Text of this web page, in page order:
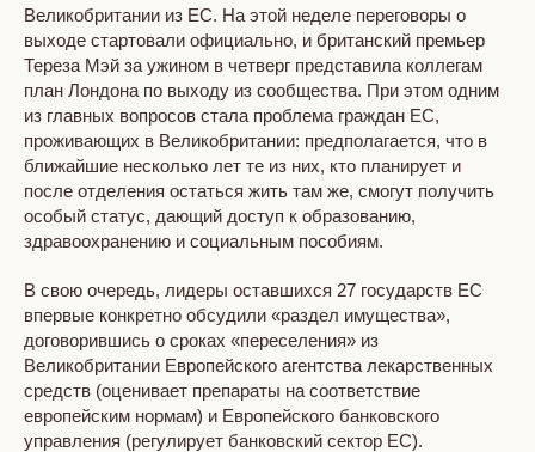
Великобритании из ЕС. На этой неделе переговоры о
выходе стартовали официально, и британский премьер
Тереза Мэй за ужином в четверг представила коллегам
план Лондона по выходу из сообщества. При этом одним
из главных вопросов стала проблема граждан ЕС,
проживающих в Великобритании: предполагается, что в
ближайшие несколько лет те из них, кто планирует и
после отделения остаться жить там же, смогут получить
особый статус, дающий доступ к образованию,
здравоохранению и социальным пособиям.
В свою очередь, лидеры оставшихся 27 государств ЕС
впервые конкретно обсудили «раздел имущества»,
договорившись о сроках «переселения» из
Великобритании Европейского агентства лекарственных
средств (оценивает препараты на соответствие
европейским нормам) и Европейского банковского
управления (регулирует банковский сектор ЕС).